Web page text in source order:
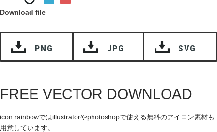
Download file
PNG JPG SVG
FREE VECTOR DOWNLOAD
icon rainbowではillustratorやphotoshopで使える無料のアイコン素材も
用意しています。